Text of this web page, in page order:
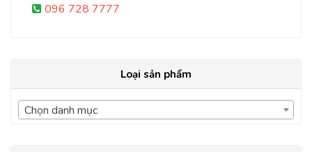
096 728 7777
Loại sản phẩm
Chọn danh mục